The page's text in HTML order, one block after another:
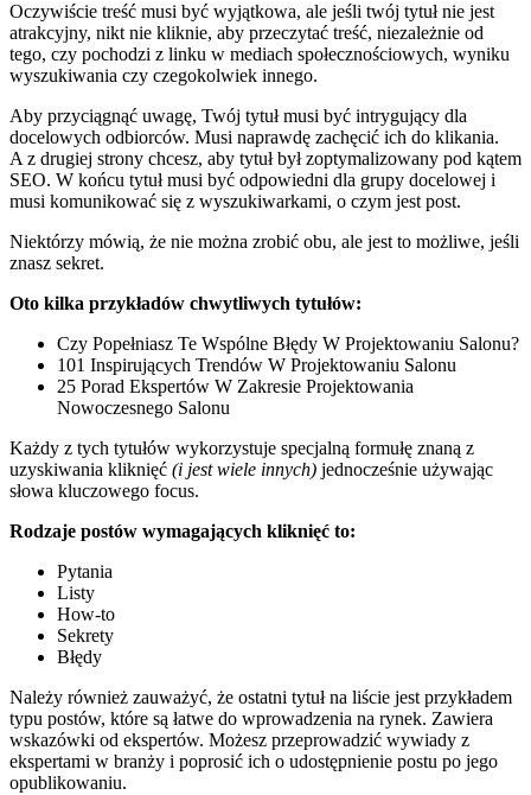
Oczywiście treść musi być wyjątkowa, ale jeśli twój tytuł nie jest
atrakcyjny, nikt nie kliknie, aby przeczytać treść, niezależnie od
tego, czy pochodzi z linku w mediach społecznościowych, wyniku
wyszukiwania czy czegokolwiek innego.
Aby przyciągnąć uwagę, Twój tytuł musi być intrygujący dla
docelowych odbiorców. Musi naprawdę zachęcić ich do klikania.
A z drugiej strony chcesz, aby tytuł był zoptymalizowany pod kątem
SEO. W końcu tytuł musi być odpowiedni dla grupy docelowej i
musi komunikować się z wyszukiwarkami, o czym jest post.
Niektórzy mówią, że nie można zrobić obu, ale jest to możliwe, jeśli
znasz sekret.
Oto kilka przykładów chwytliwych tytułów:
Czy Popełniasz Te Wspólne Błędy W Projektowaniu Salonu?
101 Inspirujących Trendów W Projektowaniu Salonu
25 Porad Ekspertów W Zakresie Projektowania
Nowoczesnego Salonu
Każdy z tych tytułów wykorzystuje specjalną formułę znaną z
uzyskiwania kliknięć (i jest wiele innych) jednocześnie używając
słowa kluczowego focus.
Rodzaje postów wymagających kliknięć to:
Pytania
Listy
How-to
Sekrety
Błędy
Należy również zauważyć, że ostatni tytuł na liście jest przykładem
typu postów, które są łatwe do wprowadzenia na rynek. Zawiera
wskazówki od ekspertów. Możesz przeprowadzić wywiady z
ekspertami w branży i poprosić ich o udostępnienie postu po jego
opublikowaniu.